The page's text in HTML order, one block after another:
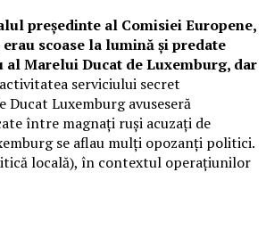
președinte al Comisiei Europene,
scoase la lumină și predate
Marelui Ducat de Luxemburg, dar
serviciului secret
Ducat Luxemburg avuseseră
între magnați ruși acuzați de
se aflau mulți opozanți politici.
locală), în contextul operațiunilor